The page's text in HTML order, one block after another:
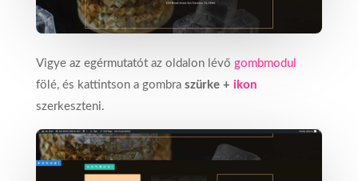
Vigye az egérmutatót az oldalon lévő gombmodul
fölé, és kattintson a gombra szürke + ikon
szerkeszteni.